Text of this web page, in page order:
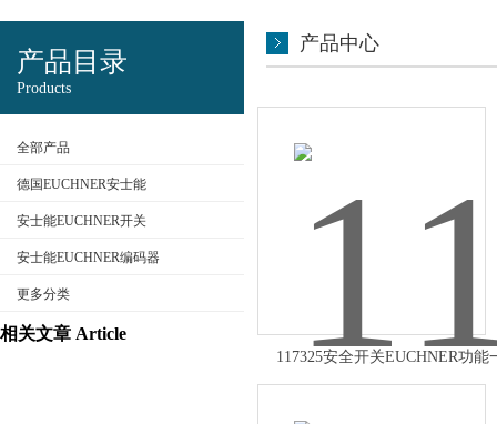
产品目录
Products
全部产品
德国EUCHNER安士能
安士能EUCHNER开关
安士能EUCHNER编码器
更多分类
相关文章 Article
产品中心
117325安全开关EUCHNER功能